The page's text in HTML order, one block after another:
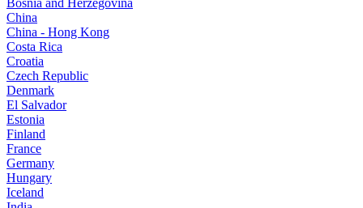
China
China - Hong Kong
Costa Rica
Croatia
Czech Republic
Denmark
El Salvador
Estonia
Finland
France
Germany
Hungary
Iceland